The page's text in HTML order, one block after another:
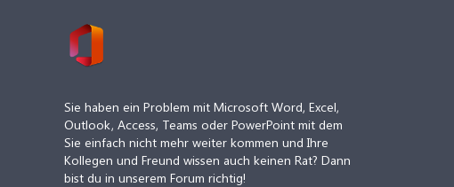
Sie haben ein Problem mit Microsoft Word, Excel,
Outlook, Access, Teams oder PowerPoint mit dem
Sie einfach nicht mehr weiter kommen und Ihre
Kollegen und Freund wissen auch keinen Rat? Dann
bist du in unserem Forum richtig!